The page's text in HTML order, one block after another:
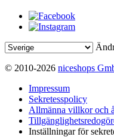
© 2010-2026 niceshops
Impressum
Sekretesspolicy
Allmänna villkor och
Inställningar för